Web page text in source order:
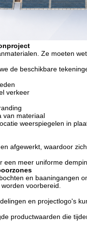
Ze moeten
de beschikbare
verkeer
van materiaal
weerspiegelen in
afgewerkt, waardoor
een meer uniforme
en baaningangen
voorbereid.
en projectlogo's
productwaarden die